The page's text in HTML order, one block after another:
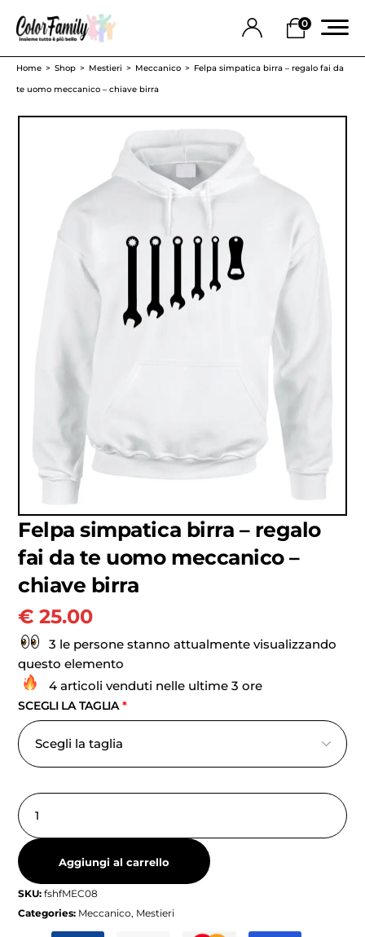
0
Home Shop Mestieri Meccanico
Felpa simpatica birra – regalo fai da
te uomo meccanico – chiave birra
Felpa simpatica birra – regalo
fai da te uomo meccanico –
chiave birra
€ 25.00
3 le persone stanno attualmente visualizzando
questo elemento
4 articoli venduti nelle ultime 3 ore
SCEGLI LA TAGLIA*
Aggiungi al carrello
SKU:fshfMEC08
Categories: Meccanico, Mestieri